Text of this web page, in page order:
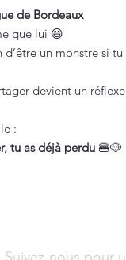
de Bordeaux
que lui 😄
un monstre si
devient un
:
tu as déjà perdu 🍔🐶